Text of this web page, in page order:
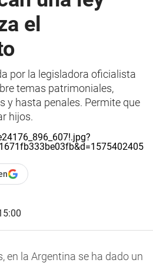
el
por la legisladora oficialista
temas patrimoniales,
y hasta penales. Permite que
hijos.
en la Argentina se ha dado un